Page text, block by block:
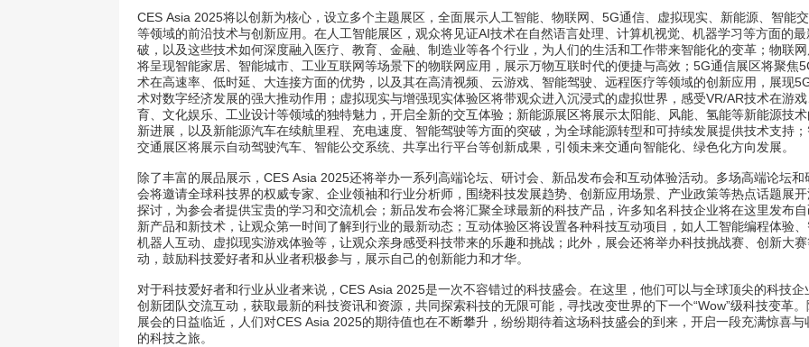
CES Asia 2025将以创新为核心，设立多个主题展区，全面展示人工智能、物联网、5G通信、虚拟现实、新能源、智能
等领域的前沿技术与创新应用。在人工智能展区，观众将见证AI技术在自然语言处理、计算机视觉、机器学习等方面的最
破，以及这些技术如何深度融入医疗、教育、金融、制造业等各个行业，为人们的生活和工作带来智能化的变革；物联
将呈现智能家居、智能城市、工业互联网等场景下的物联网应用，展示万物互联时代的便捷与高效；5G通信展区将聚焦
术在高速率、低时延、大连接方面的优势，以及其在高清视频、云游戏、智能驾驶、远程医疗等领域的创新应用，展现
术对数字经济发展的强大推动作用；虚拟现实与增强现实体验区将带观众进入沉浸式的虚拟世界，感受VR/AR技术在游
育、文化娱乐、工业设计等领域的独特魅力，开启全新的交互体验；新能源展区将展示太阳能、风能、氢能等新能源技
新进展，以及新能源汽车在续航里程、充电速度、智能驾驶等方面的突破，为全球能源转型和可持续发展提供技术支持
交通展区将展示自动驾驶汽车、智能公交系统、共享出行平台等创新成果，引领未来交通向智能化、绿色化方向发展。
除了丰富的展品展示，CES Asia 2025还将举办一系列高端论坛、研讨会、新品发布会和互动体验活动。多场高端论坛和
会将邀请全球科技界的权威专家、企业领袖和行业分析师，围绕科技发展趋势、创新应用场景、产业政策等热点话题展
探讨，为参会者提供宝贵的学习和交流机会；新品发布会将汇聚全球最新的科技产品，许多知名科技企业将在这里发布
新产品和新技术，让观众第一时间了解到行业的最新动态；互动体验区将设置各种科技互动项目，如人工智能编程体验
机器人互动、虚拟现实游戏体验等，让观众亲身感受科技带来的乐趣和挑战；此外，展会还将举办科技挑战赛、创新大
动，鼓励科技爱好者和从业者积极参与，展示自己的创新能力和才华。
对于科技爱好者和行业从业者来说，CES Asia 2025是一次不容错过的科技盛会。在这里，他们可以与全球顶尖的科技企
创新团队交流互动，获取最新的科技资讯和资源，共同探索科技的无限可能，寻找改变世界的下一个“Wow”级科技变革
展会的日益临近，人们对CES Asia 2025的期待值也在不断攀升，纷纷期待着这场科技盛会的到来，开启一段充满惊喜与
的科技之旅。